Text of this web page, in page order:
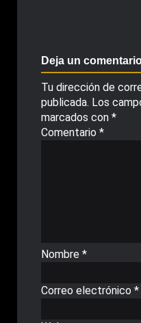
Deja un
Tu dirección de
publicada. Los
marcados con *
Comentario *
Nombre *
Correo electrónico *